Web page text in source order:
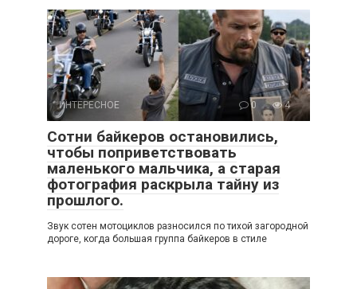
ИНТЕРЕСНОЕ 0 4
Сотни байкеров остановились,
чтобы поприветствовать
маленького мальчика, а старая
фотография раскрыла тайну из
прошлого.
Звук сотен мотоциклов разносился по тихой загородной
дороге, когда большая группа байкеров в стиле